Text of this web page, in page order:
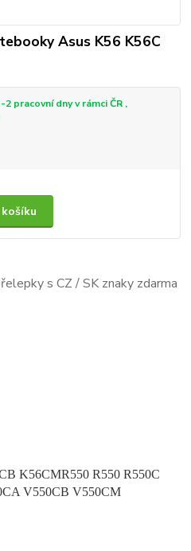
Asus K56 K56C
pracovní dny v rámci ČR ,
s CZ / SK znaky zdarma
K56CMR550 R550 R550C
V550CB V550CM